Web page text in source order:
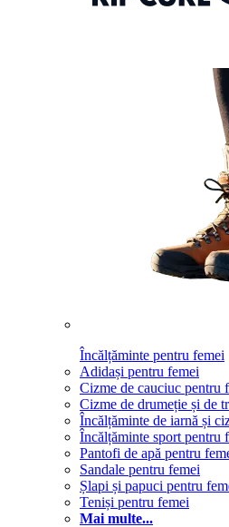
Încălțăminte pentru femei
Adidași pentru femei
Cizme de cauciuc pentru
Cizme de drumeție și de
Încălțăminte de iarnă și
Încălțăminte sport pentru
Pantofi de apă pentru
Sandale pentru femei
Șlapi și papuci pentru
Teniși pentru femei
Mai multe...